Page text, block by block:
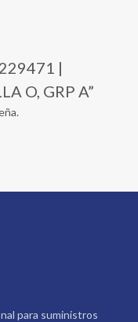
|
O, GRP A”
para suministros